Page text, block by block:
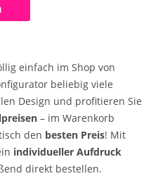
einfach im Shop von
beliebig viele
Design und profitieren Sie
– im Warenkorb
den besten Preis! Mit
individueller Aufdruck
direkt bestellen.